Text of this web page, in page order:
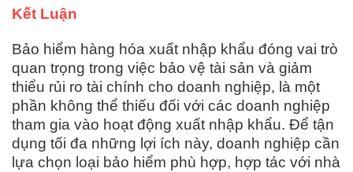
Kết Luận
Bảo hiểm hàng hóa xuất nhập khẩu đóng vai trò
quan trọng trong việc bảo vệ tài sản và giảm
thiểu rủi ro tài chính cho doanh nghiệp, là một
phần không thể thiếu đối với các doanh nghiệp
tham gia vào hoạt động xuất nhập khẩu. Để tận
dụng tối đa những lợi ích này, doanh nghiệp cần
lựa chọn loại bảo hiểm phù hợp, hợp tác với nhà